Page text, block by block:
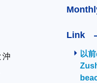
沖
Link
以